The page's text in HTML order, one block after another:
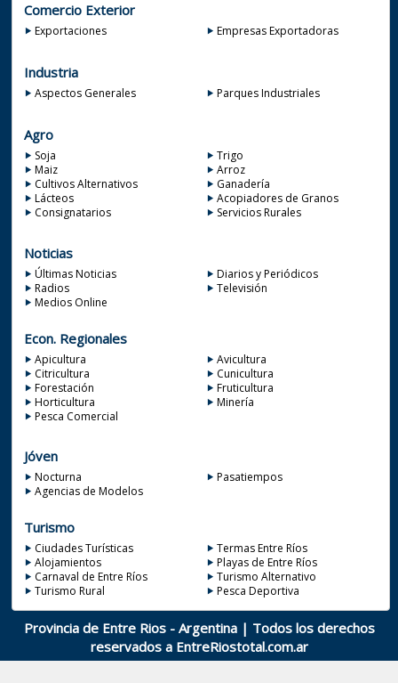
Comercio Exterior
Exportaciones Empresas Exportadoras
Industria
Aspectos Generales Parques Industriales
Agro
Soja
Trigo
Maiz
Arroz
Cultivos Alternativos
Ganadería
Lácteos
Acopiadores de Granos
Consignatarios
Servicios Rurales
Noticias
Últimas Noticias
Diarios y Periódicos
Radios
Televisión
Medios Online
Econ. Regionales
Apicultura
Avicultura
Citricultura
Cunicultura
Forestación
Fruticultura
Horticultura
Minería
Pesca Comercial
Jóven
Nocturna
Pasatiempos
Agencias de Modelos
Turismo
Ciudades Turísticas
Termas Entre Ríos
Alojamientos
Playas de Entre Ríos
Carnaval de Entre Ríos
Turismo Alternativo
Turismo Rural
Pesca Deportiva
Provincia de Entre Rios - Argentina | Todos los derechos
reservados a EntreRiostotal.com.ar